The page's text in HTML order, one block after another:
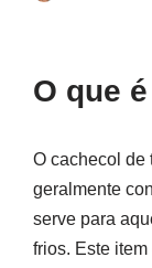
O que
O cachecol de
geralmente
serve para
frios. Este